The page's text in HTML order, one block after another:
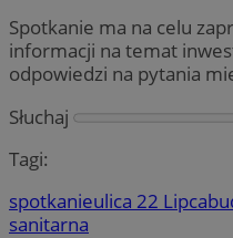
Spotkanie ma na celu
informacji na temat
odpowiedzi na pytania
Słuchaj
Tagi:
spotkanieulica 22 Lipca
sanitarna